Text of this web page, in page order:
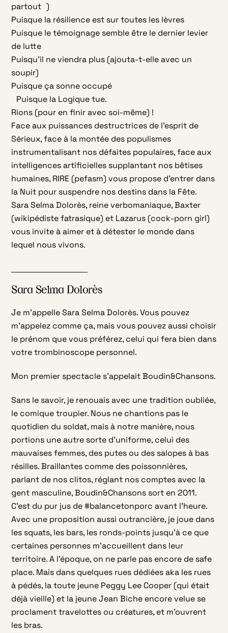
partout )
Puisque la résilience est sur toutes les lèvres
Puisque le témoignage semble être le dernier levier
de lutte
Puisqu’il ne viendra plus (ajouta-t-elle avec un
soupir)
Puisque ça sonne occupé
Puisque la Logique tue.
Rions (pour en finir avec soi-même) !
Face aux puissances destructrices de l’esprit de
Sérieux, face à la montée des populismes
instrumentalisant nos défaites populaires, face aux
intelligences artificielles supplantant nos bêtises
humaines, RIRE (pefasm) vous propose d’entrer dans
la Nuit pour suspendre nos destins dans la Fête.
Sara Selma Dolorès, reine verbomaniaque, Baxter
(wikipédiste fatrasique) et Lazarus (cock-porn girl)
vous invite à aimer et à détester le monde dans
lequel nous vivons.
Sara Selma Dolorès
Je m’appelle Sara Selma Dolorès. Vous pouvez
m’appelez comme ça, mais vous pouvez aussi choisir
le prénom que vous préférez, celui qui fera bien dans
votre trombinoscope personnel.
Mon premier spectacle s’appelait Boudin&Chansons.
Sans le savoir, je renouais avec une tradition oubliée,
le comique troupier. Nous ne chantions pas le
quotidien du soldat, mais à notre manière, nous
portions une autre sorte d’uniforme, celui des
mauvaises femmes, des putes ou des salopes à bas
résilles. Braillantes comme des poissonnières,
parlant de nos clitos, réglant nos comptes avec la
gent masculine, Boudin&Chansons sort en 2011.
C’est du pur jus de #balancetonporc avant l’heure.
Avec une proposition aussi outrancière, je joue dans
les squats, les bars, les ronds-points jusqu’à ce que
certaines personnes m’accueillent dans leur
territoire. A l’époque, on ne parle pas encore de safe
place. Mais dans quelques rues dédiées aka les rues
à pédés, la toute jeune Peggy Lee Cooper (qui était
déjà vieille) et la jeune Jean Biche encore velue se
proclament travelottes ou créatures, et m’ouvrent
les bras.